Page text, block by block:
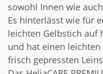
sowohl Innen wie
Es hinterlässt wie für
leichten Gelbstich auf
und hat einen
frisch gepressten